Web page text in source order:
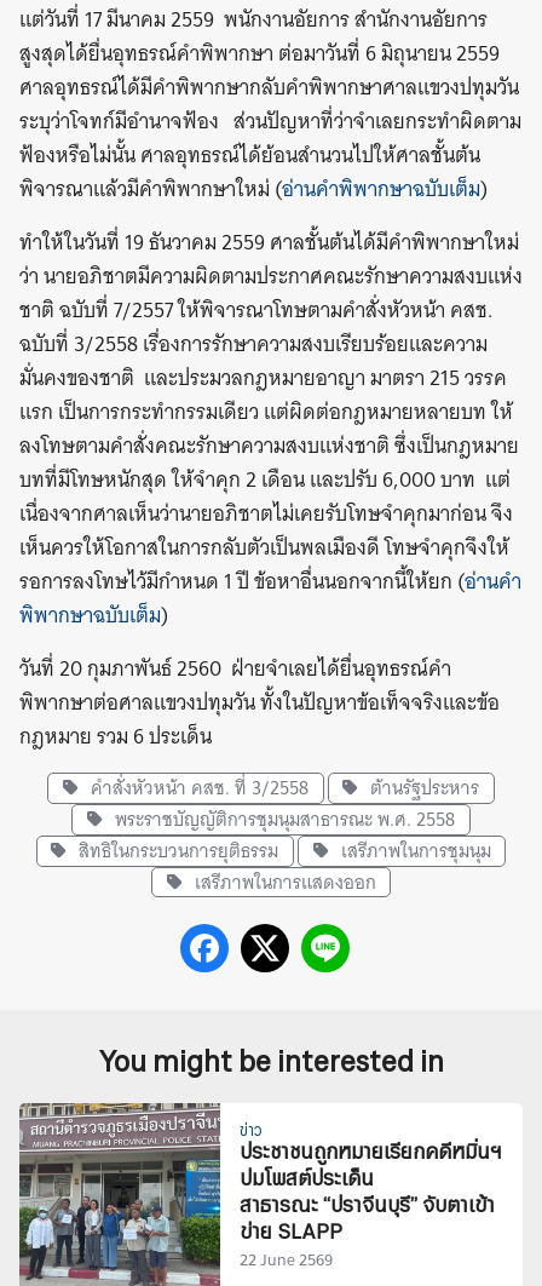
แต่วันที่ 17 มีนาคม 2559 พนักงานอัยการ สำนักงานอัยการ
สูงสุดได้ยื่นอุทธรณ์คำพิพากษา ต่อมาวันที่ 6 มิถุนายน 2559
ศาลอุทธรณ์ได้มีคำพิพากษากลับคำพิพากษาศาลแขวงปทุมวัน
ระบุว่าโจทก์มีอำนาจฟ้อง ส่วนปัญหาที่ว่าจำเลยกระทำผิดตาม
ฟ้องหรือไม่นั้น ศาลอุทธรณ์ได้ย้อนสำนวนไปให้ศาลชั้นต้น
พิจารณาแล้วมีคำพิพากษาใหม่ (อ่านคำพิพากษาฉบับเต็ม)
ทำให้ในวันที่ 19 ธันวาคม 2559 ศาลชั้นต้นได้มีคำพิพากษาใหม่
ว่า นายอภิชาตมีความผิดตามประกาศคณะรักษาความสงบแห่ง
ชาติ ฉบับที่ 7/2557 ให้พิจารณาโทษตามคำสั่งหัวหน้า คสช.
ฉบับที่ 3/2558 เรื่องการรักษาความสงบเรียบร้อยและความ
มั่นคงของชาติ และประมวลกฎหมายอาญา มาตรา 215 วรรค
แรก เป็นการกระทำกรรมเดียว แต่ผิดต่อกฎหมายหลายบท ให้
ลงโทษตามคำสั่งคณะรักษาความสงบแห่งชาติ ซึ่งเป็นกฎหมาย
บทที่มีโทษหนักสุด ให้จำคุก 2 เดือน และปรับ 6,000 บาท แต่
เนื่องจากศาลเห็นว่านายอภิชาตไม่เคยรับโทษจำคุกมาก่อน จึง
เห็นควรให้โอกาสในการกลับตัวเป็นพลเมืองดี โทษจำคุกจึงให้
รอการลงโทษไว้มีกำหนด 1 ปี ข้อหาอื่นนอกจากนี้ให้ยก (อ่านคำ
พิพากษาฉบับเต็ม)
วันที่ 20 กุมภาพันธ์ 2560 ฝ่ายจำเลยได้ยื่นอุทธรณ์คำ
พิพากษาต่อศาลแขวงปทุมวัน ทั้งในปัญหาข้อเท็จจริงและข้อ
กฎหมาย รวม 6 ประเด็น
คำสั่งหัวหน้า คสช. ที่ 3/2558
ต้านรัฐประหาร
พระราชบัญญัติการชุมนุมสาธารณะ พ.ศ. 2558
สิทธิในกระบวนการยุติธรรม
เสรีภาพในการชุมนุม
เสรีภาพในการแสดงออก
You might be interested in
ข่าว
ประชาชนถูกหมายเรียกคดีหมิ่นฯ
ปมโพสต์ประเด็น
สาธารณะ “ปราจีนบุรี” จับตาเข้า
ข่าย SLAPP
22 June 2569